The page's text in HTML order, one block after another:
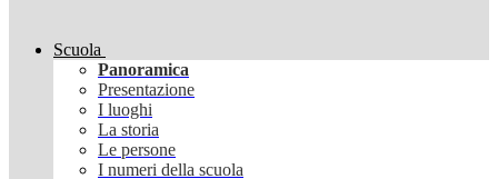
Scuola
Panoramica
Presentazione
I luoghi
La storia
Le persone
I numeri della scuola